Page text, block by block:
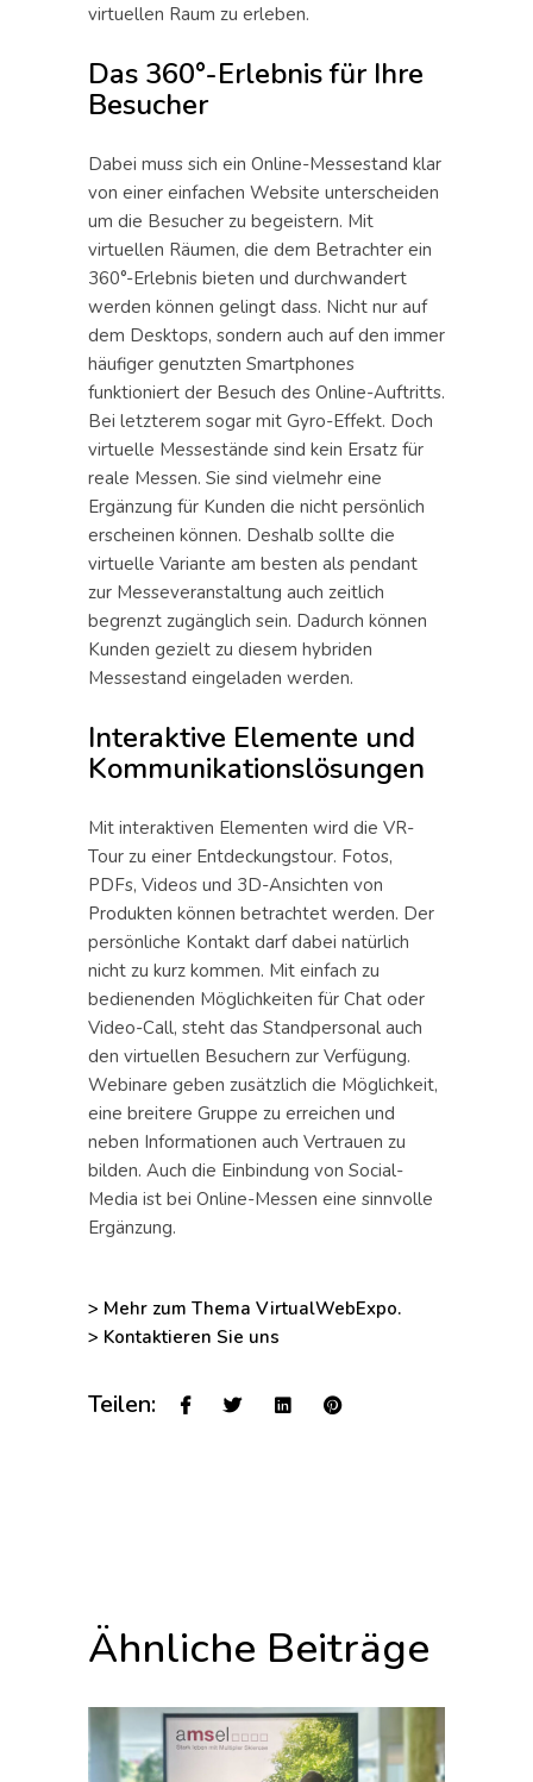
virtuellen Raum zu erleben.
Das 360°-Erlebnis für Ihre
Besucher
Dabei muss sich ein Online-Messestand klar
von einer einfachen Website unterscheiden
um die Besucher zu begeistern. Mit
virtuellen Räumen, die dem Betrachter ein
360°-Erlebnis bieten und durchwandert
werden können gelingt dass. Nicht nur auf
dem Desktops, sondern auch auf den immer
häufiger genutzten Smartphones
funktioniert der Besuch des Online-Auftritts.
Bei letzterem sogar mit Gyro-Effekt. Doch
virtuelle Messestände sind kein Ersatz für
reale Messen. Sie sind vielmehr eine
Ergänzung für Kunden die nicht persönlich
erscheinen können. Deshalb sollte die
virtuelle Variante am besten als pendant
zur Messeveranstaltung auch zeitlich
begrenzt zugänglich sein. Dadurch können
Kunden gezielt zu diesem hybriden
Messestand eingeladen werden.
Interaktive Elemente und
Kommunikationslösungen
Mit interaktiven Elementen wird die VR-
Tour zu einer Entdeckungstour. Fotos,
PDFs, Videos und 3D-Ansichten von
Produkten können betrachtet werden. Der
persönliche Kontakt darf dabei natürlich
nicht zu kurz kommen. Mit einfach zu
bedienenden Möglichkeiten für Chat oder
Video-Call, steht das Standpersonal auch
den virtuellen Besuchern zur Verfügung.
Webinare geben zusätzlich die Möglichkeit,
eine breitere Gruppe zu erreichen und
neben Informationen auch Vertrauen zu
bilden. Auch die Einbindung von Social-
Media ist bei Online-Messen eine sinnvolle
Ergänzung.
> Mehr zum Thema VirtualWebExpo.
> Kontaktieren Sie uns
Teilen:
Ähnliche Beiträge